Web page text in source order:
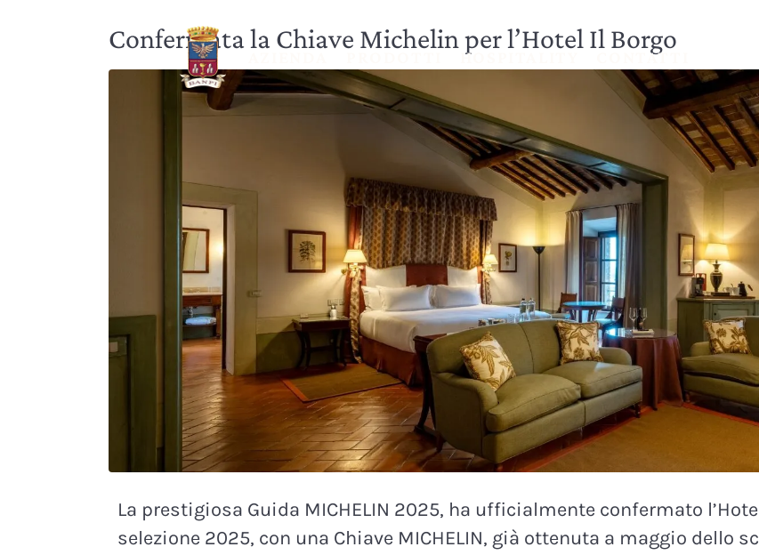
HOSPITALITY CONTATTI
Confermata la Chiave Michelin per l’Hotel Il Borgo
La prestigiosa Guida MICHELIN 2025, ha ufficialmente confermato
selezione 2025, con una Chiave MICHELIN, già ottenuta a maggio dello